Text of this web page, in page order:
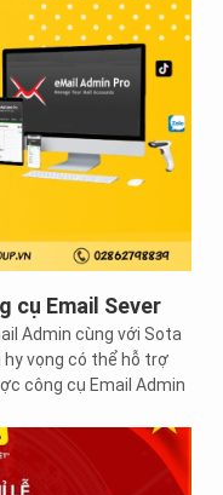
cụ Email Sever
Admin cùng với Sota
hy vọng có thể hỗ trợ
công cụ Email Admin